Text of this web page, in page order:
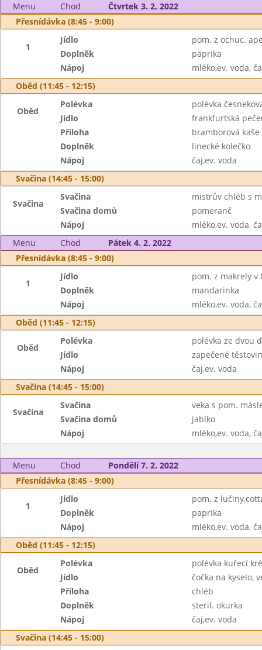
Menu
Chod
Čtvrtek 3. 2. 2022
Přesnídávka (8:45 - 9:00)
1
Jídlo
pom. z ochuc.
Doplněk
paprika
Nápoj
mléko,ev. voda,
Oběd (11:45 - 12:15)
Oběd
Polévka
polévka
Jídlo
frankfurtská
Příloha
bramborová kaše
Doplněk
linecké kolečko
Nápoj
čaj,ev. voda
Svačina (14:45 - 15:00)
Svačina
Svačina
mistrův chléb s
Svačina domů
pomeranč
Nápoj
mléko,ev. voda,
Menu
Chod
Pátek 4. 2. 2022
Přesnídávka (8:45 - 9:00)
1
Jídlo
pom. z makrely v
Doplněk
mandarinka
Nápoj
mléko,ev. voda,
Oběd (11:45 - 12:15)
Oběd
Polévka
polévka ze dvou
Jídlo
zapečené
Nápoj
čaj,ev. voda
Svačina (14:45 - 15:00)
Svačina
Svačina
veka s pom.
Svačina domů
jablko
Nápoj
mléko,ev. voda,
Menu Chod
Pondělí 7. 2. 2022
Přesnídávka (8:45 - 9:00)
1
Jídlo
pom. z
Doplněk
paprika
Nápoj
mléko,ev. voda,
Oběd (11:45 - 12:15)
Oběd
Polévka
polévka kuřecí
Jídlo
čočka na kyselo,
Příloha
chléb
Doplněk
steril. okurka
Nápoj
čaj,ev. voda
Svačina (14:45 - 15:00)